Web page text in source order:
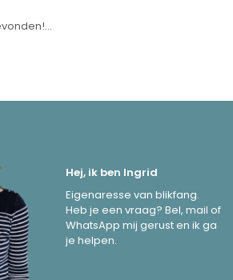
Hej, ik ben Ingrid
Eigenaresse van blikfang.
Heb je een vraag? Bel, mail of
WhatsApp mij gerust en ik ga
je helpen.